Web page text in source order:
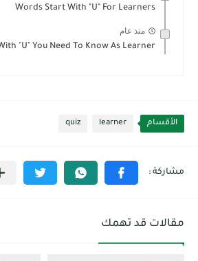
Words Start With "U" For Learners
منذ عام
"U" You Need To Know As Learner
الأقسام learner
quiz
مقالات قد تهمك